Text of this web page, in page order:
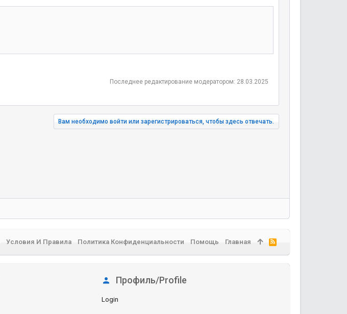
Последнее редактирование модератором: 28.03.2025
Вам необходимо войти или зарегистрироваться, чтобы здесь отвечать.
Профиль/Profile
Login
Условия И Правила Политика Конфиденциальности Помощь Главная
R
S
S